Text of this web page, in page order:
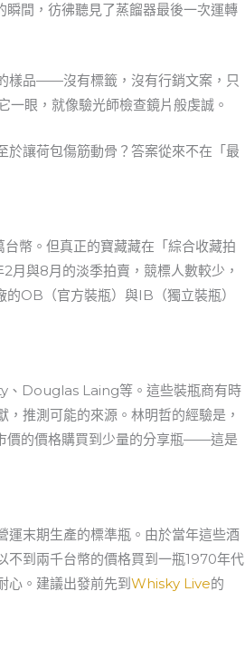
間，彷彿聽見了蒸餾器最後一次運轉
樣品——沒有標籤，沒有行銷文案，只
眼，就像驗光師檢查鏡片般虔誠。
於讓荷包傷筋動骨？答案從來不在「最
幣。但真正的寶藏藏在「綜合收藏拍
與8月的淡季拍賣，競標人數較少，
OB（官方裝瓶）與IB（獨立裝瓶）
Douglas Laing等。這些裝瓶商有時
推測可能的來源。林明哲的經驗是，
價的價格購買到少量的分享瓶——這是
運末期生產的標準瓶。由於當年這些酒
不到兩千台幣的價格買到一瓶1970年代
心。建議出發前先到Whisky Live的